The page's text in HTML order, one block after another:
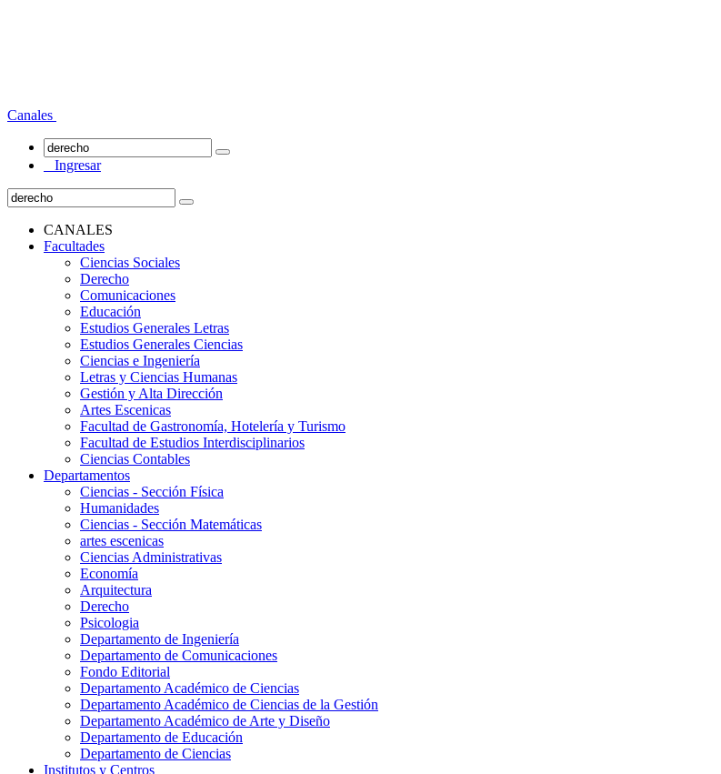
Canales
Ingresar
CANALES
Facultades
Ciencias Sociales
Derecho
Comunicaciones
Educación
Estudios Generales Letras
Estudios Generales Ciencias
Ciencias e Ingeniería
Letras y Ciencias Humanas
Gestión y Alta Dirección
Artes Escenicas
Facultad de Gastronomía, Hotelería y Turismo
Facultad de Estudios Interdisciplinarios
Ciencias Contables
Departamentos
Ciencias - Sección Física
Humanidades
Ciencias - Sección Matemáticas
artes escenicas
Ciencias Administrativas
Economía
Arquitectura
Derecho
Psicologia
Departamento de Ingeniería
Departamento de Comunicaciones
Fondo Editorial
Departamento Académico de Ciencias
Departamento Académico de Ciencias de la Gestión
Departamento Académico de Arte y Diseño
Departamento de Educación
Departamento de Ciencias
Institutos y Centros